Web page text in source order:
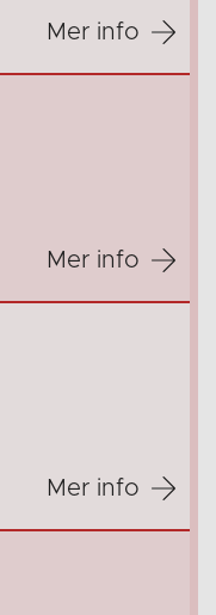
Mer info
Mer info
Mer info